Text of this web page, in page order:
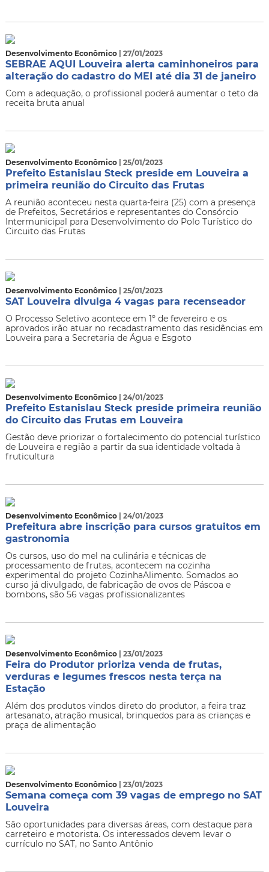
Desenvolvimento Econômico | 27/01/2023
SEBRAE AQUI Louveira alerta caminhoneiros para
alteração do cadastro do MEI até dia 31 de janeiro
Com a adequação, o profissional poderá aumentar o teto da
receita bruta anual
Desenvolvimento Econômico | 25/01/2023
Prefeito Estanislau Steck preside em Louveira a
primeira reunião do Circuito das Frutas
A reunião aconteceu nesta quarta-feira (25) com a presença
de Prefeitos, Secretários e representantes do Consórcio
Intermunicipal para Desenvolvimento do Polo Turístico do
Circuito das Frutas
Desenvolvimento Econômico | 25/01/2023
SAT Louveira divulga 4 vagas para recenseador
O Processo Seletivo acontece em 1º de fevereiro e os
aprovados irão atuar no recadastramento das residências em
Louveira para a Secretaria de Água e Esgoto
Desenvolvimento Econômico | 24/01/2023
Prefeito Estanislau Steck preside primeira reunião
do Circuito das Frutas em Louveira
Gestão deve priorizar o fortalecimento do potencial turístico
de Louveira e região a partir da sua identidade voltada à
fruticultura
Desenvolvimento Econômico | 24/01/2023
Prefeitura abre inscrição para cursos gratuitos em
gastronomia
Os cursos, uso do mel na culinária e técnicas de
processamento de frutas, acontecem na cozinha
experimental do projeto CozinhaAlimento. Somados ao
curso já divulgado, de fabricação de ovos de Páscoa e
bombons, são 56 vagas profissionalizantes
Desenvolvimento Econômico | 23/01/2023
Feira do Produtor prioriza venda de frutas,
verduras e legumes frescos nesta terça na
Estação
Além dos produtos vindos direto do produtor, a feira traz
artesanato, atração musical, brinquedos para as crianças e
praça de alimentação
Desenvolvimento Econômico | 23/01/2023
Semana começa com 39 vagas de emprego no SAT
Louveira
São oportunidades para diversas áreas, com destaque para
carreteiro e motorista. Os interessados devem levar o
currículo no SAT, no Santo Antônio